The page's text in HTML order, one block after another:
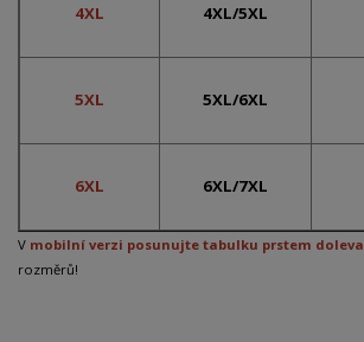
4XL 4XL/5XL
5XL 5XL/6XL
6XL 6XL/7XL
V mobilní verzi posunujte tabulku prstem doleva
rozměrů!